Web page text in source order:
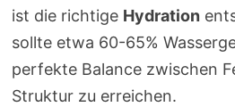
ist die richtige Hydration
sollte etwa 60-65%
perfekte Balance zwischen
Struktur zu erreichen.